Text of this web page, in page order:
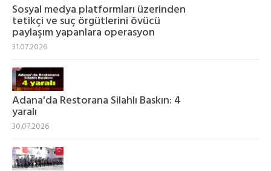
Sosyal medya platformları üzerinden
tetikçi ve suç örgütlerini övücü
paylaşım yapanlara operasyon
31.07.2026
Adana'da Restorana Silahlı Baskın: 4
yaralı
30.07.2026